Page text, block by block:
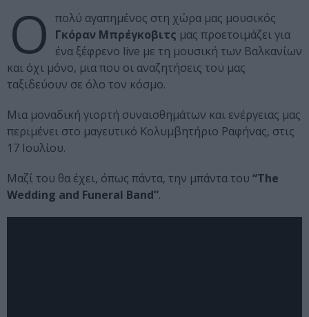
Ο πολύ αγαπημένος στη χώρα μας μουσικός
Γκόραν Μπρέγκοβιτς μας προετοιμάζει για
ένα ξέφρενο live με τη μουσική των Βαλκανίων
και όχι μόνο, μια που οι αναζητήσεις του μας
ταξιδεύουν σε όλο τον κόσμο.
Μια μοναδική γιορτή συναισθημάτων και ενέργειας μας
περιμένει στο μαγευτικό Κολυμβητήριο Ραφήνας, στις
17 Ιουλίου.
Μαζί του θα έχει, όπως πάντα, την μπάντα του “The
Wedding and Funeral Band”.